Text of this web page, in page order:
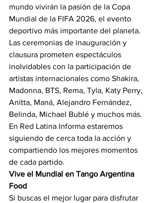
mundo vivirán la pasión de la Copa
Mundial de la FIFA 2026, el evento
deportivo más importante del planeta.
Las ceremonias de inauguración y
clausura prometen espectáculos
inolvidables con la participación de
artistas internacionales como Shakira,
Madonna, BTS, Rema, Tyla, Katy Perry,
Anitta, Maná, Alejandro Fernández,
Belinda, Michael Bublé y muchos más.
En Red Latina Informa estaremos
siguiendo de cerca toda la acción y
compartiendo los mejores momentos
de cada partido.
Vive el Mundial en Tango Argentina
Food
Si buscas el mejor lugar para disfrutar